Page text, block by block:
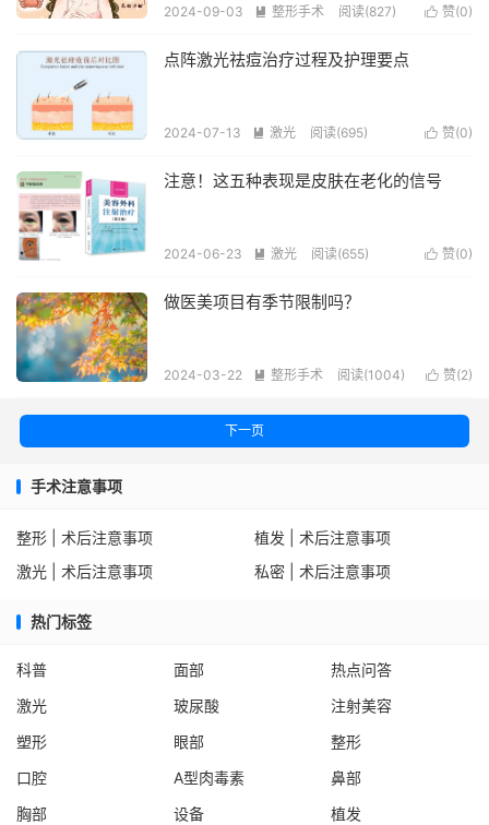
 赞(0)
2024-09-03  整形手术 阅读(827)
点阵激光祛痘治疗过程及护理要点
 赞(0)
2024-07-13  激光 阅读(695)
注意！这五种表现是皮肤在老化的信号
 赞(0)
2024-06-23  激光 阅读(655)
做医美项目有季节限制吗？
 赞(2)
2024-03-22  整形手术 阅读(1004)
下一页
手术注意事项
整形 | 术后注意事项
植发 | 术后注意事项
激光 | 术后注意事项
私密 | 术后注意事项
热门标签
科普 面部
热点问答
激光
玻尿酸
注射美容
塑形
眼部
整形
口腔
A型肉毒素
鼻部
胸部
设备
植发